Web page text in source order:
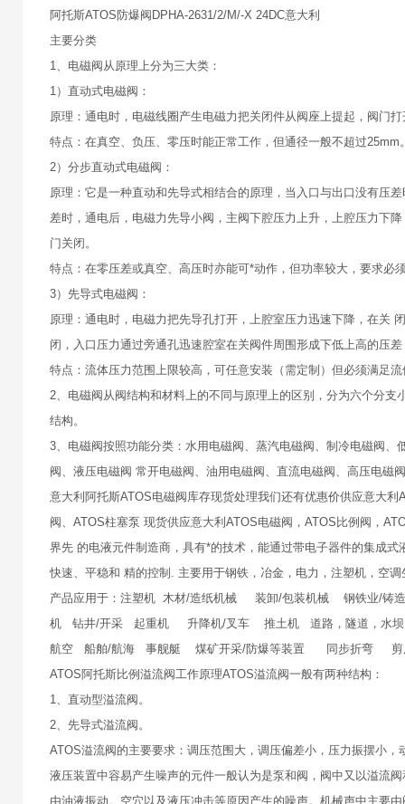
阿托斯ATOS防爆阀DPHA-2631/2/M/-X 24DC意大利
主要分类
1、电磁阀从原理上分为三大类：
1）直动式电磁阀：
原理：通电时，电磁线圈产生电磁力把关闭件从阀座上提起，阀门
特点：在真空、负压、零压时能正常工作，但通径一般不超过25mm
2）分步直动式电磁阀：
原理：它是一种直动和先导式相结合的原理，当入口与出口没有压
差时，通电后，电磁力先导小阀，主阀下腔压力上升，上腔压力下
门关闭。
特点：在零压差或真空、高压时亦能可*动作，但功率较大，要求必
3）先导式电磁阀：
原理：通电时，电磁力把先导孔打开，上腔室压力迅速下降，在关
闭，入口压力通过旁通孔迅速腔室在关阀件周围形成下低上高的压
特点：流体压力范围上限较高，可任意安装（需定制）但必须满足
2、电磁阀从阀结构和材料上的不同与原理上的区别，分为六个分
结构。
3、电磁阀按照功能分类：水用电磁阀、蒸汽电磁阀、制冷电磁阀
阀、液压电磁阀 常开电磁阀、油用电磁阀、直流电磁阀、高压电磁
意大利阿托斯ATOS电磁阀库存现货处理我们还有优惠价供应意大
阀、ATOS柱塞泵 现货供应意大利ATOS电磁阀，ATOS比例阀，
界先 的电液元件制造商，具有*的技术，能通过带电子器件的集成
快速、平稳和 精的控制. 主要用于钢铁，冶金，电力，注塑机，空
产品应用于：注塑机 木材/造纸机械 装卸/包装机械 钢铁业/
机 钻井/开采 起重机 升降机/叉车 推土机 道路，隧道，
航空 船舶/航海 事舰艇 煤矿开采/防爆等装置 同步折弯 剪
ATOS阿托斯比例溢流阀工作原理ATOS溢流阀一般有两种结构：
1、直动型溢流阀。
2、先导式溢流阀。
ATOS溢流阀的主要要求：调压范围大，调压偏差小，压力振摆小
液压装置中容易产生噪声的元件一般认为是泵和阀，阀中又以溢流
由油液振动、空穴以及液压冲击等原因产生的噪声。机械声中主要